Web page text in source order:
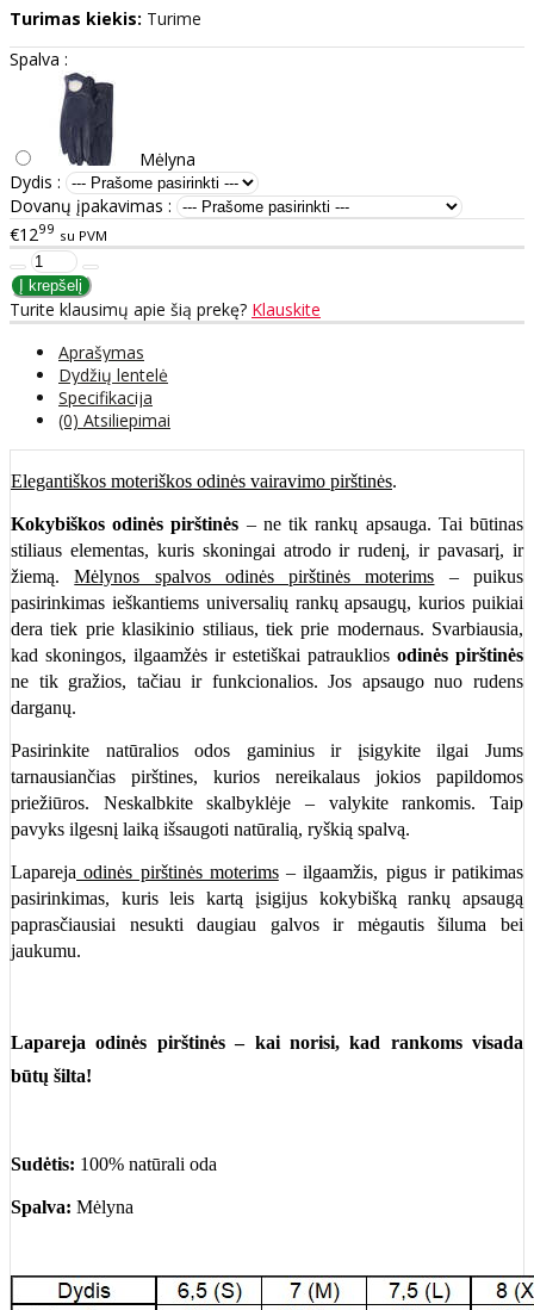
Turimas kiekis: Turime
Spalva :
Mėlyna
Dydis :
Dovanų įpakavimas :
€1299 su PVM
Turite klausimų apie šią prekę? Klauskite
Aprašymas
Dydžių lentelė
Specifikacija
(0) Atsiliepimai
Elegantiškos moteriškos odinės vairavimo pirštinės.
Kokybiškos odinės pirštinės – ne tik rankų apsauga. Tai būtinas
stiliaus elementas, kuris skoningai atrodo ir rudenį, ir pavasarį, ir
žiemą.Mėlynos spalvos odinės pirštinės moterims – puikus
pasirinkimas ieškantiems universalių rankų apsaugų, kurios puikiai
dera tiek prie klasikinio stiliaus, tiek prie modernaus. Svarbiausia,
kad skoningos, ilgaamžės ir estetiškai patrauklios odinės pirštinės
ne tik gražios, tačiau ir funkcionalios. Jos apsaugo nuo rudens
darganų.
Pasirinkite natūralios odos gaminius ir įsigykite ilgai Jums
tarnausiančias pirštines, kurios nereikalaus jokios papildomos
priežiūros. Neskalbkite skalbyklėje – valykite rankomis. Taip
pavyks ilgesnį laiką išsaugoti natūralią, ryškią spalvą.
Lapareja odinės pirštinės moterims– ilgaamžis, pigus ir patikimas
pasirinkimas, kuris leis kartą įsigijus kokybišką rankų apsaugą
paprasčiausiai nesukti daugiau galvos ir mėgautis šiluma bei
jaukumu.
Lapareja odinės pirštinės– kai norisi, kad rankoms visada
būtų šilta!
Sudėtis: 100% natūrali oda
Spalva: Mėlyna